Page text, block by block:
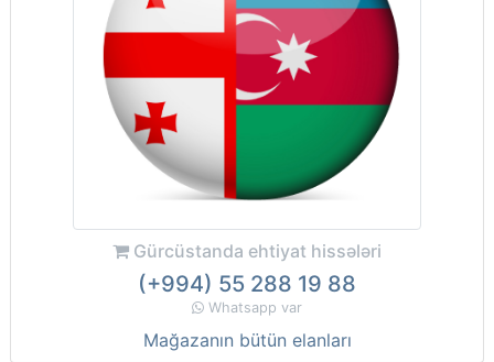
Gürcüstanda ehtiyat hissələri
(+994) 55 288 19 88
Whatsapp var
Mağazanın bütün elanları